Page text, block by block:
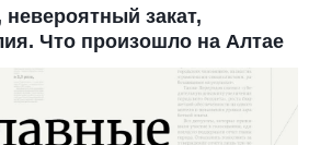
закат,
Что произошло на Алтае